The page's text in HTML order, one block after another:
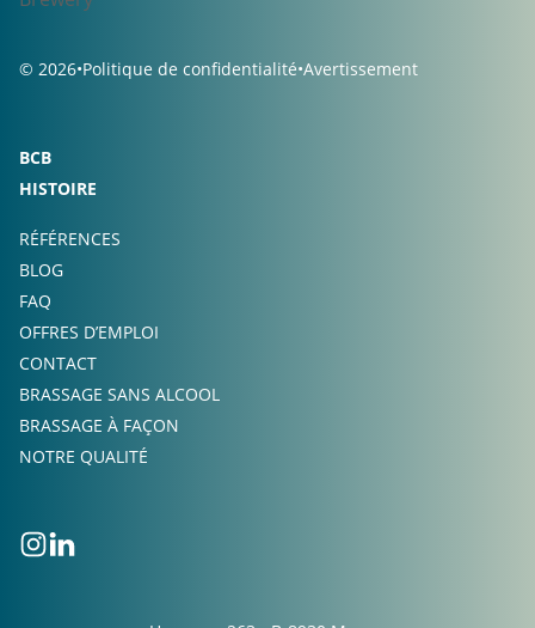
© 2026•Politique de confidentialité•Avertissement
BCB
HISTOIRE
RÉFÉRENCES
BLOG
FAQ
OFFRES D’EMPLOI
CONTACT
BRASSAGE SANS ALCOOL
BRASSAGE À FAÇON
NOTRE QUALITÉ